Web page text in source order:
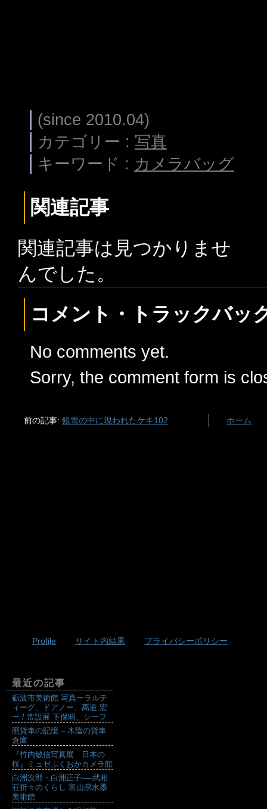
(since 2010.04)
カテゴリー : 写真
キーワード : カメラバッグ
関連記事
関連記事は見つかりませ
んでした。
コメント・トラックバッ
No comments yet.
Sorry, the comment form is
前の記事: 銀雪の中に現われたケキ102 ホーム
Profile サイト内結果 プライバシーポリシー
最近の記事
砺波市美術館 写真ーラルテ
ィーグ、ドアノー、髙道 宏
ー / 常設展 下保昭、シーフ
廃貨車の記憶 – 木陰の貨車
倉庫
『竹内敏信写真展 日本の
桜』ミュゼふくおかカメラ館
白洲次郎・白洲正子──武相
荘折々のくらし 富山県水墨
美術館